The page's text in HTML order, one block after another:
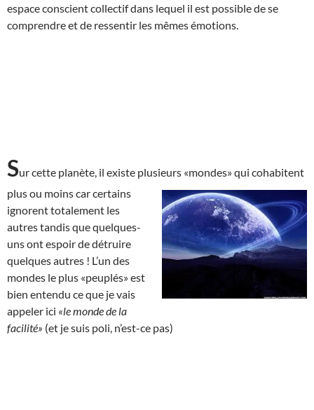
espace conscient collectif dans lequel il est possible de se
comprendre et de ressentir les mêmes émotions.
Sur cette planète, il existe plusieurs «mondes» qui cohabitent
plus ou moins carcertains
ignorent totalement les
autres tandis que quelques-
uns ont espoir de détruire
quelques autres ! L’un des
mondes le plus «peuplés» est
bien entendu ce que je vais
appeler ici «le monde de la
facilité» (et je suis poli, n’est-ce pas)